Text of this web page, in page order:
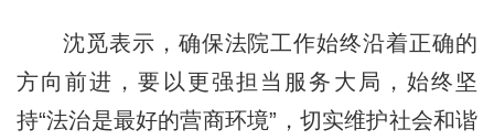
沈觅表示，确保法院工作始终沿着正确的
方向前进，要以更强担当服务大局，始终坚
持“法治是最好的营商环境”，切实维护社会和谐